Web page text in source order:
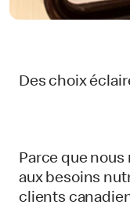
Des choix
Parce que
aux besoins
clients